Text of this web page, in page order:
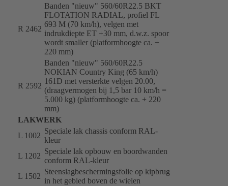
R 2462
Banden "nieuw" 560/60R22.5 BKT
FLOTATION RADIAL, profiel FL
693 M (70 km/h), velgen met
indrukdiepte ET +30 mm, d.w.z. spoor
wordt smaller (platformhoogte ca. +
220 mm)
R 2592
Banden "nieuw" 560/60R22.5
NOKIAN Country King (65 km/h)
161D met versterkte velgen 20.00,
(draagvermogen bij 1,5 bar 10 km/h =
5.000 kg) (platformhoogte ca. + 220
mm)
LAKWERK
L 1002
Speciale lak chassis conform RAL-
kleur
L 1202
Speciale lak opbouw en boordwanden
conform RAL-kleur
L 1502
Steenslagbeschermingsfolie op kipbrug
in het gebied boven de wielen